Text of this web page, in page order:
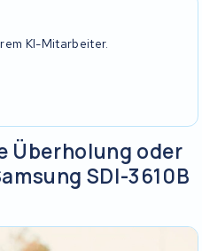
KI-Mitarbeiter.
Überholung oder
SDI-3610B